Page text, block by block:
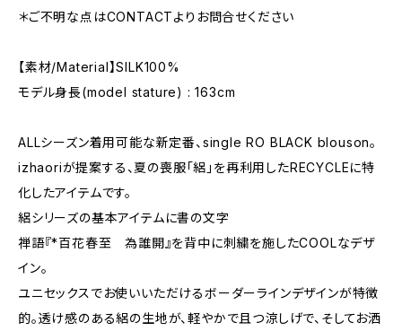
＊ご不明な点はCONTACTよりお問合せください
【素材/Material】SILK100%
モデル身長(model stature) : 163cm
ALLシーズン着用可能な新定番、single RO BLACK blouson。
izhaoriが提案する、夏の喪服「絽」を再利用したRECYCLEに特
化したアイテムです。
絽シリーズの基本アイテムに書の文字
禅語『*百花春至 為誰開』を背中に刺繍を施したCOOLなデザ
イン。
ユニセックスでお使いいただけるボーダーラインデザインが特徴
的。透け感のある絽の生地が、軽やかで且つ涼しげで、そしてお洒